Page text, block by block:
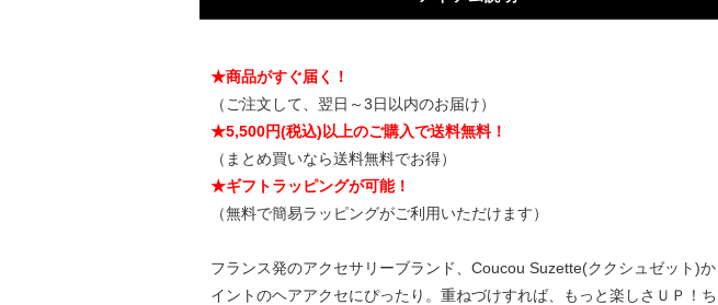
★商品がすぐ届く！
（ご注文して、翌日～3日以内のお届け）
★5,500円(税込)以上のご購入で送料無料！
（まとめ買いなら送料無料でお得）
★ギフトラッピングが可能！
（無料で簡易ラッピングがご利用いただけます）
フランス発のアクセサリーブランド、Coucou Suzette(ククシュゼット)
イントのヘアアクセにぴったり。重ねづけすれば、もっと楽しさＵＰ！